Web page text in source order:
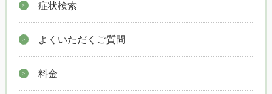
症状検索
よくいただくご質問
料金